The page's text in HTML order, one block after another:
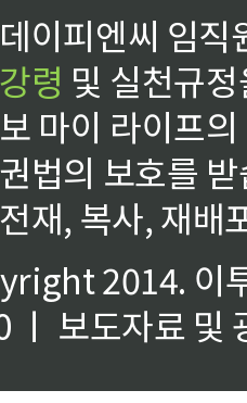
이피엔씨 임
령 및 실천규
마이 라이프
법의 보호를
재, 복사, 재배
2014. 이
ㅣ 보도자료